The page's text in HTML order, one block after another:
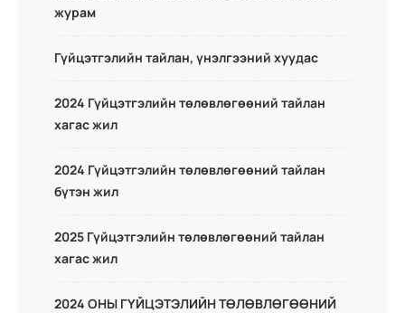
журам
Гүйцэтгэлийн тайлан, үнэлгээний хуудас
2024 Гүйцэтгэлийн төлөвлөгөөний тайлан
хагас жил
2024 Гүйцэтгэлийн төлөвлөгөөний тайлан
бүтэн жил
2025 Гүйцэтгэлийн төлөвлөгөөний тайлан
хагас жил
2024 ОНЫ ГҮЙЦЭТЭЛИЙН ТӨЛӨВЛӨГӨӨНИЙ